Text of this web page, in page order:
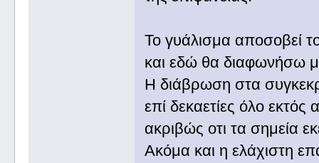
Το γυάλισμα αποσοβεί
και εδώ θα διαφωνήσω
Η διάβρωση στα
επί δεκαετίες όλο εκτός
ακριβώς οτι τα σημεία
Ακόμα και η ελάχιστη